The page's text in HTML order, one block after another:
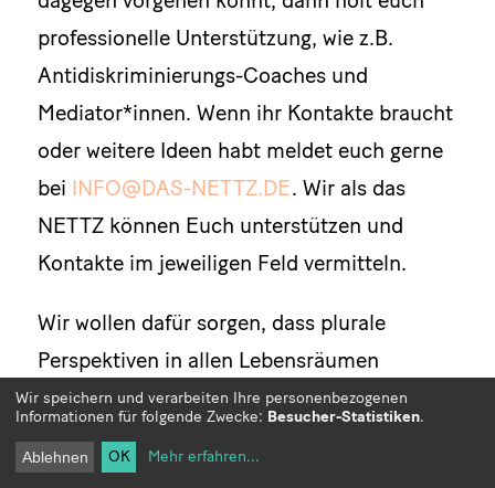
professionelle Unterstützung, wie z.B.
Antidiskriminierungs-Coaches und
Mediator*innen. Wenn ihr Kontakte braucht
oder weitere Ideen habt meldet euch gerne
bei INFO@DAS-NETTZ.DE. Wir als das
NETTZ können Euch unterstützen und
Kontakte im jeweiligen Feld vermitteln.
Wir wollen dafür sorgen, dass plurale
Perspektiven in allen Lebensräumen
vertreten sind. Wenn wir unsmehr trauen,
als Community noch stärker werden!
Wir speichern und verarbeiten Ihre personenbezogenen
Informationen für folgende Zwecke: Besucher-Statistiken.
Ablehnen OK Mehr erfahren...